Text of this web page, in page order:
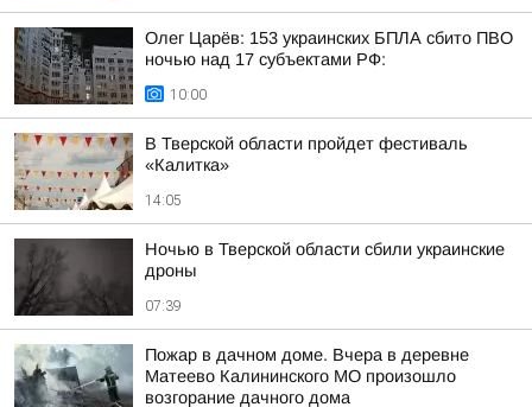
Олег Царёв: 153 украинских БПЛА сбито ПВО
ночью над 17 субъектами РФ:
10:00
В Тверской области пройдет фестиваль
«Калитка»
14:05
Ночью в Тверской области сбили украинские
дроны
07:39
Пожар в дачном доме. Вчера в деревне
Матеево Калининского МО произошло
возгорание дачного дома